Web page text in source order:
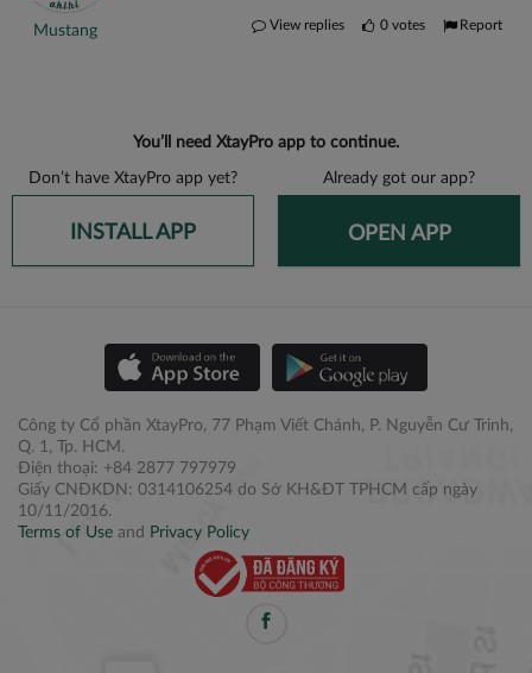
Mustang View replies 0 votes Report
You’ll need XtayPro app to continue.
Don’t have XtayPro app yet? Already got our app?
INSTALL APP OPEN APP
Công ty Cổ phần XtayPro, 77 Phạm Viết Chánh, P. Nguyễn Cư Trinh,
Q. 1, Tp. HCM.
Điện thoại: +84 2877 797979
Giấy CNĐKDN: 0314106254 do Sở KH&ĐT TPHCM cấp ngày
10/11/2016.
Terms of Use and Privacy Policy